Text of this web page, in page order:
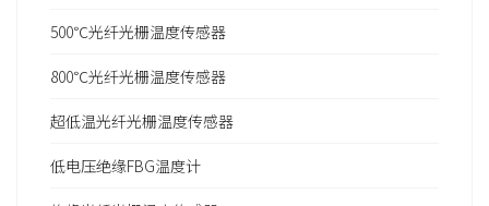
500℃光纤光栅温度传感器
800℃光纤光栅温度传感器
超低温光纤光栅温度传感器
低电压绝缘FBG温度计